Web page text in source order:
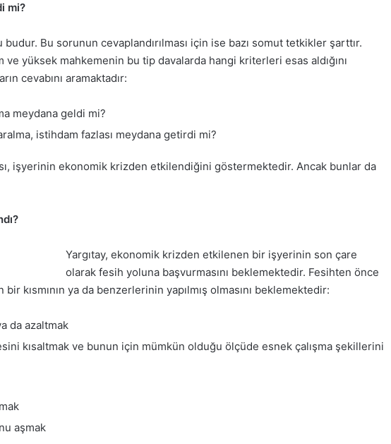
mi?
Bu sorunun cevaplandırılması için ise bazı somut tetkikler şarttır.
ve yüksek mahkemenin bu tip davalarda hangi kriterleri esas aldığını
cevabını aramaktadır:
meydana geldi mi?
istihdam fazlası meydana getirdi mi?
işyerinin ekonomik krizden etkilendiğini göstermektedir. Ancak bunlar da
Yargıtay, ekonomik krizden etkilenen bir işyerinin son çare
olarak fesih yoluna başvurmasını beklemektedir. Fesihten önce
kısmının ya da benzerlerinin yapılmış olmasını beklemektedir:
da azaltmak
kısaltmak ve bunun için mümkün olduğu ölçüde esnek çalışma şekillerini
aşmak